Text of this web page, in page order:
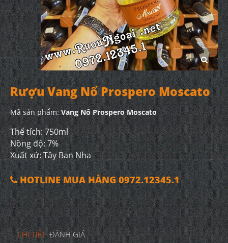
Rượu Vang Nổ Prospero Moscato
Mã sản phẩm:Vang Nổ Prospero Moscato
Thể tích: 750ml
Nồng độ: 7%
Xuất xứ: Tây Ban Nha
HOTLINE MUA HÀNG 0972.12345.1
CHI TIẾT ĐÁNH GIÁ